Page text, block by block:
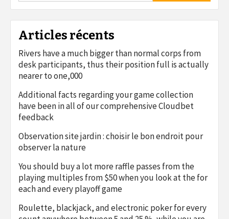
Articles récents
Rivers have a much bigger than normal corps from
desk participants, thus their position full is actually
nearer to one,000
Additional facts regarding your game collection
have been in all of our comprehensive Cloudbet
feedback
Observation site jardin : choisir le bon endroit pour
observer la nature
You should buy a lot more raffle passes from the
playing multiples from $50 when you look at the for
each and every playoff game
Roulette, blackjack, and electronic poker for every